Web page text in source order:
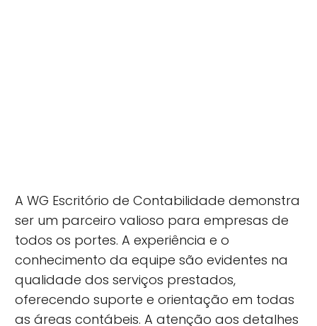
A WG Escritório de Contabilidade demonstra
ser um parceiro valioso para empresas de
todos os portes. A experiência e o
conhecimento da equipe são evidentes na
qualidade dos serviços prestados,
oferecendo suporte e orientação em todas
as áreas contábeis. A atenção aos detalhes